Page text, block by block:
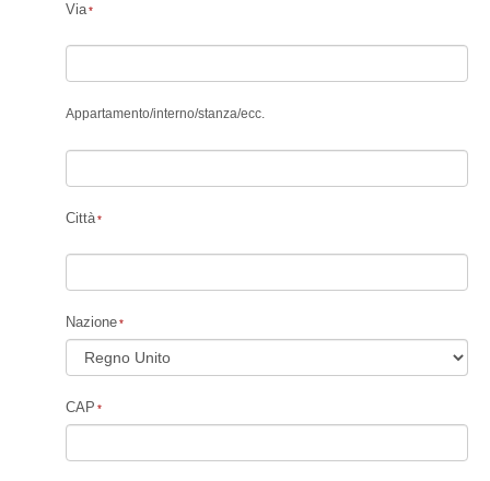
Via
Appartamento/interno/stanza/ecc.
Città
Nazione
CAP